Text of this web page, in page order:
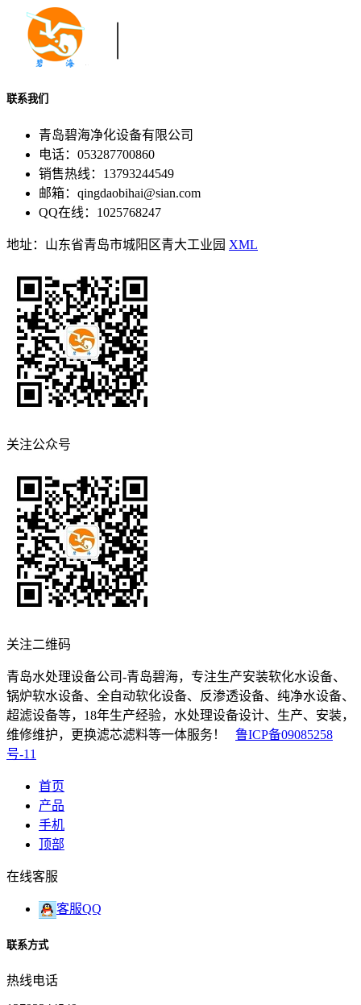
联系我们
青岛碧海净化设备有限公司
电话：053287700860
销售热线：13793244549
邮箱：qingdaobihai@sian.com
QQ在线：1025768247
地址：山东省青岛市城阳区青大工业园 XML
关注公众号
关注二维码
青岛水处理设备公司-青岛碧海，专注生产安装软化水设备、
锅炉软水设备、全自动软化设备、反渗透设备、纯净水设备、
超滤设备等，18年生产经验，水处理设备设计、生产、安装，
维修维护，更换滤芯滤料等一体服务！ 鲁ICP备09085258
号-11
首页
产品
手机
顶部
在线客服
客服QQ
联系方式
热线电话